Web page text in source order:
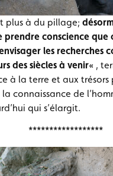
plus à du pillage;
conscience que
les recherches
des siècles à venir« ,
à la terre et aux trésors
connaissance de
qui s’élargit.
******************